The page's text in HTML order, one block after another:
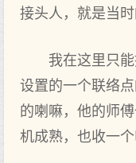
接头人，就是当时
我在这里只
设置的一个联络
的喇嘛，他的师
机成熟，也收一个